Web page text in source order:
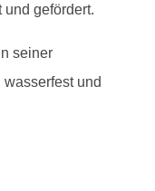
und gefördert.
seiner
und